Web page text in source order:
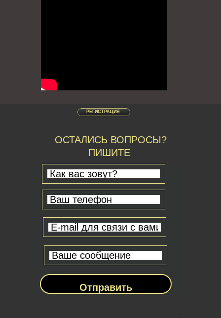
Отправить
РЕГИСТРАЦИЯ
ОСТАЛИСЬ ВОПРОСЫ?
ПИШИТЕ